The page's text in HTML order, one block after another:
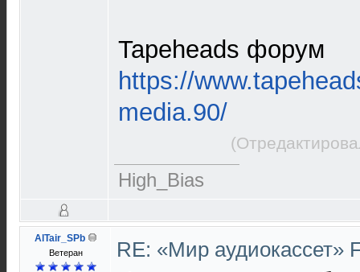
Tapeheads форум
https://
media.90/
High_Bias
AlTair_SPb
Ветеран RE: «Мир аудиокассет»